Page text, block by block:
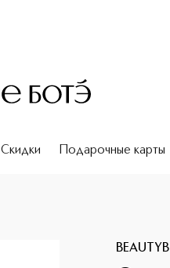
Скидки Подарочные карты